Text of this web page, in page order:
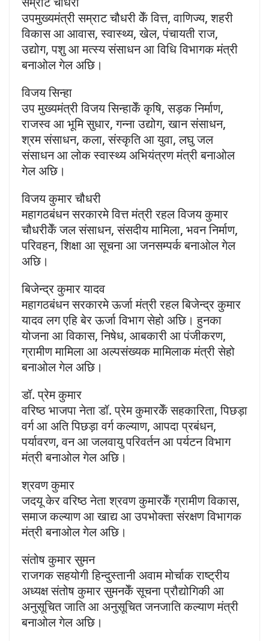
उपमुख्यमंत्री सम्राट चौधरी केँ वित्त, वाणिज्य, शहरी
विकास आ आवास, स्वास्थ्य, खेल, पंचायती राज,
उद्योग, पशु आ मत्स्य संसाधन आ विधि विभागक मंत्री
बनाओल गेल अछि।
विजय सिन्हा
उप मुख्यमंत्री विजय सिन्हाकेँ कृषि, सड़क निर्माण,
राजस्व आ भूमि सुधार, गन्ना उद्योग, खान संसाधन,
श्रम संसाधन, कला, संस्कृति आ युवा, लघु जल
संसाधन आ लोक स्वास्थ्य अभियंत्रण मंत्री बनाओल
गेल अछि।
विजय कुमार चौधरी
महागठबंधन सरकारमे वित्त मंत्री रहल विजय कुमार
चौधरीकेँ जल संसाधन, संसदीय मामिला, भवन निर्माण,
परिवहन, शिक्षा आ सूचना आ जनसम्पर्क बनाओल गेल
अछि।
बिजेन्द्र कुमार यादव
महागठबंधन सरकारमे ऊर्जा मंत्री रहल बिजेन्द्र कुमार
यादव लग एहि बेर ऊर्जा विभाग सेहो अछि। हुनका
योजना आ विकास, निषेध, आबकारी आ पंजीकरण,
ग्रामीण मामिला आ अल्पसंख्यक मामिलाक मंत्री सेहो
बनाओल गेल अछि।
डॉ. प्रेम कुमार
वरिष्ठ भाजपा नेता डॉ. प्रेम कुमारकेँ सहकारिता, पिछड़ा
वर्ग आ अति पिछड़ा वर्ग कल्याण, आपदा प्रबंधन,
पर्यावरण, वन आ जलवायु परिवर्तन आ पर्यटन विभाग
मंत्री बनाओल गेल अछि।
श्रवण कुमार
जदयू केर वरिष्ठ नेता श्रवण कुमारकेँ ग्रामीण विकास,
समाज कल्याण आ खाद्य आ उपभोक्ता संरक्षण विभागक
मंत्री बनाओल गेल अछि।
संतोष कुमार सुमन
राजगक सहयोगी हिन्दुस्तानी अवाम मोर्चाक राष्ट्रीय
अध्यक्ष संतोष कुमार सुमनकेँ सूचना प्रौद्योगिकी आ
अनुसूचित जाति आ अनुसूचित जनजाति कल्याण मंत्री
बनाओल गेल अछि।